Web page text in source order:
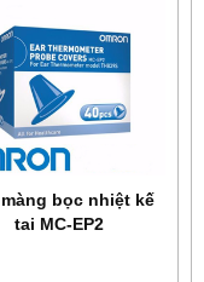
bọc nhiệt kế
tai MC-EP2